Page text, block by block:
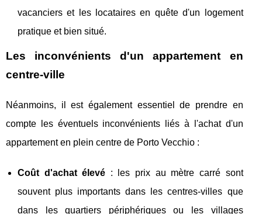
vacanciers et les locataires en quête d'un logement
pratique et bien situé.
Les inconvénients d'un appartement en
centre-ville
Néanmoins, il est également essentiel de prendre en
compte les éventuels inconvénients liés à l'achat d'un
appartement en plein centre de Porto Vecchio :
Coût d'achat élevé : les prix au mètre carré sont
souvent plus importants dans les centres-villes que
dans les quartiers périphériques ou les villages